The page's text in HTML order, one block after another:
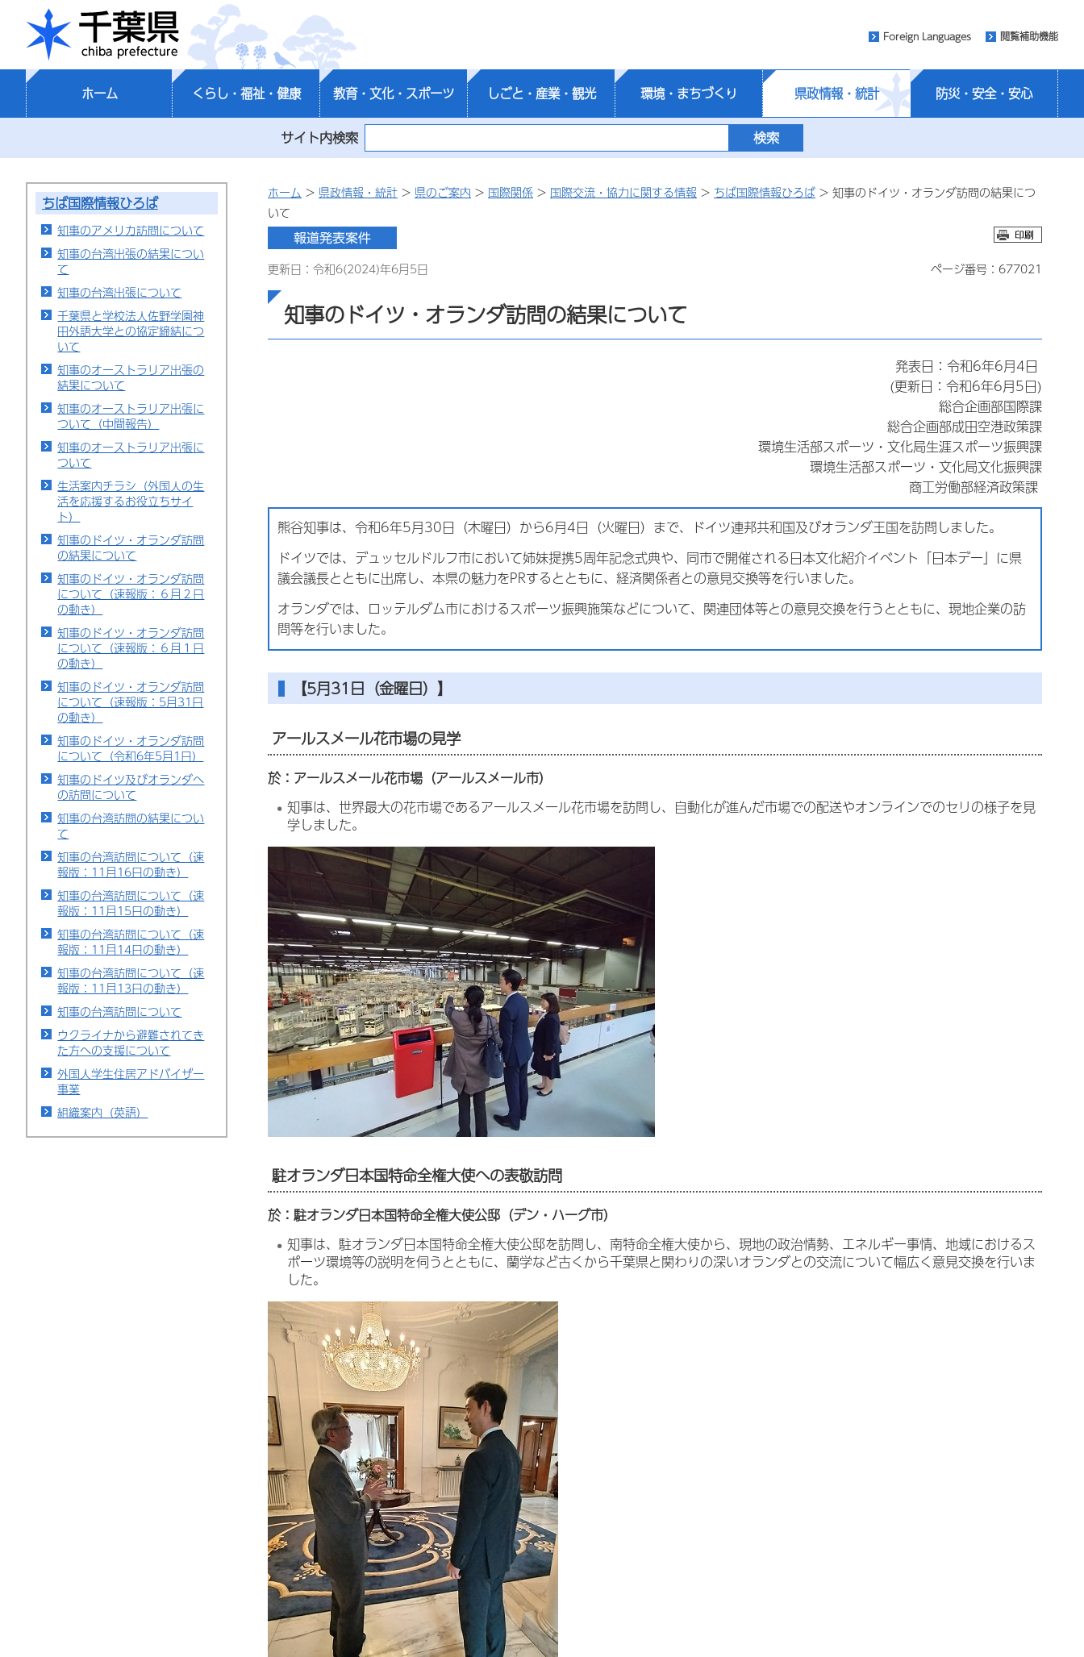
千葉県
Foreign Languages 閲覧補助機能
ホーム くらし・福祉・健康 教育・文化・スポーツ しごと・産業・観光 環境・まちづくり 県政情報・統計 防災・安全・安心
サイト内検索
ちば国際情報ひろば
知事のアメリカ訪問について
知事の台湾出張の結果につい
て
知事の台湾出張について
千葉県と学校法人佐野学園神
田外語大学との協定締結につ
いて
知事のオーストラリア出張の
結果について
知事のオーストラリア出張に
ついて（中間報告）
知事のオーストラリア出張に
ついて
生活案内チラシ（外国人の生
活を応援するお役立ちサイ
ト）
知事のドイツ・オランダ訪問
の結果について
知事のドイツ・オランダ訪問
について（速報版：６月２日
の動き）
知事のドイツ・オランダ訪問
について（速報版：６月１日
の動き）
知事のドイツ・オランダ訪問
について（速報版：5月31日
の動き）
知事のドイツ・オランダ訪問
について（令和6年5月1日）
知事のドイツ及びオランダへ
の訪問について
知事の台湾訪問の結果につい
て
知事の台湾訪問について（速
報版：11月16日の動き）
知事の台湾訪問について（速
報版：11月15日の動き）
知事の台湾訪問について（速
報版：11月14日の動き）
知事の台湾訪問について（速
報版：11月13日の動き）
知事の台湾訪問について
ウクライナから避難されてき
た方への支援について
外国人学生住居アドバイザー
事業
組織案内（英語）
ホーム > 県政情報・統計 > 県のご案内 > 国際関係 > 国際交流・協力に関する情報 > ちば国際情報ひろば > 知事のドイツ・オランダ訪問の結果につ
いて
更新日：令和6(2024)年6月5日 ページ番号：677021
知事のドイツ・オランダ訪問の結果について
発表日：令和6年6月4日
(更新日：令和6年6月5日)
総合企画部国際課
総合企画部成田空港政策課
環境生活部スポーツ・文化局生涯スポーツ振興課
環境生活部スポーツ・文化局文化振興課
商工労働部経済政策課
熊谷知事は、令和6年5月30日（木曜日）から6月4日（火曜日）まで、ドイツ連邦共和国及びオランダ王国を訪問しました。
ドイツでは、デュッセルドルフ市において姉妹提携5周年記念式典や、同市で開催される日本文化紹介イベント「日本デー」に県
議会議長とともに出席し、本県の魅力をPRするとともに、経済関係者との意見交換等を行いました。
オランダでは、ロッテルダム市におけるスポーツ振興施策などについて、関連団体等との意見交換を行うとともに、現地企業の訪
問等を行いました。
【5月31日（金曜日）】
アールスメール花市場の見学
於：アールスメール花市場（アールスメール市）
知事は、世界最大の花市場であるアールスメール花市場を訪問し、自動化が進んだ市場での配送やオンラインでのセリの様子を見
学しました。
駐オランダ日本国特命全権大使への表敬訪問
於：駐オランダ日本国特命全権大使公邸（デン・ハーグ市）
知事は、駐オランダ日本国特命全権大使公邸を訪問し、南特命全権大使から、現地の政治情勢、エネルギー事情、地域におけるス
ポーツ環境等の説明を伺うとともに、蘭学など古くから千葉県と関わりの深いオランダとの交流について幅広く意見交換を行いま
した。